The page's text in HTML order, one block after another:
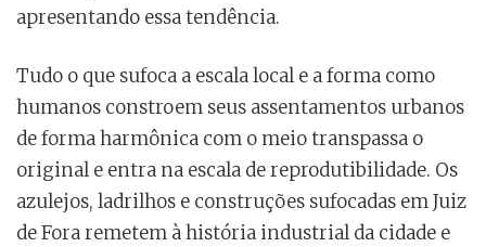
apresentando essa tendência.
Tudo o que sufoca a escala local e a forma como
humanos constroem seus assentamentos urbanos
de forma harmônica com o meio transpassa o
original e entra na escala de reprodutibilidade. Os
azulejos, ladrilhos e construções sufocadas em Juiz
de Fora remetem à história industrial da cidade e